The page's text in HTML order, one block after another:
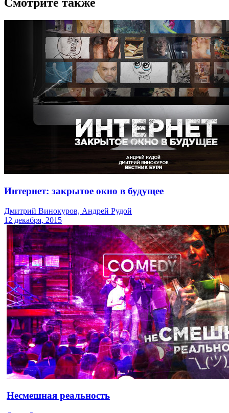
Смотрите также
Интернет: закрытое окно в будущее
Дмитрий Винокуров, Андрей Рудой
12 декабря, 2015
Несмешная реальность